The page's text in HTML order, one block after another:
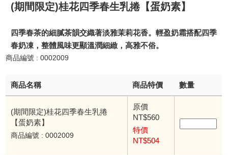
(期間限定)桂花四季春生乳捲【蛋奶素】
四季春茶的細膩茶韻交織著淡雅茉莉花香。輕盈奶霜搭配四季
春奶凍，整體風味更顯溫潤細緻，高雅不俗。
商品編號 : 0002009
商品名稱 商品特價 數量
(期間限定)桂花四季春生乳捲
【蛋奶素】
商品編號 : 0002009
原價
NT$560
特價
NT$504